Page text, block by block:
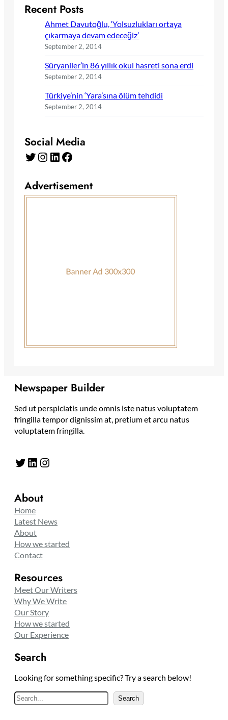
Recent Posts
Ahmet Davutoğlu, ‘Yolsuzlukları ortaya
çıkarmaya devam edeceğiz’
September 2, 2014
Süryaniler’in 86 yıllık okul hasreti sona erdi
September 2, 2014
Türkiye’nin ‘Yara’sına ölüm tehdidi
September 2, 2014
Social Media
Twitter Instagram LinkedIn Facebook
Advertisement
Newspaper Builder
Sed ut perspiciatis unde omnis iste natus voluptatem
fringilla tempor dignissim at, pretium et arcu natus
voluptatem fringilla.
Twitter LinkedIn Instagram
About
Home
Latest News
About
How we started
Contact
Resources
Meet Our Writers
Why We Write
Our Story
How we started
Our Experience
Search
Looking for something specific? Try a search below!
S
e
Search